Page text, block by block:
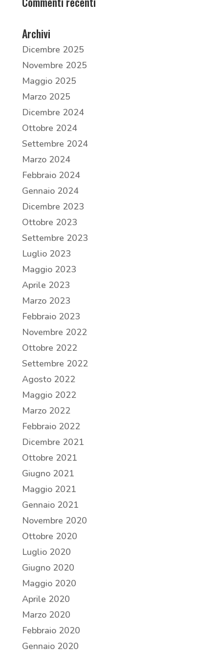
Archivi
Dicembre 2025
Novembre 2025
Maggio 2025
Marzo 2025
Dicembre 2024
Ottobre 2024
Settembre 2024
Marzo 2024
Febbraio 2024
Gennaio 2024
Dicembre 2023
Ottobre 2023
Settembre 2023
Luglio 2023
Maggio 2023
Aprile 2023
Marzo 2023
Febbraio 2023
Novembre 2022
Ottobre 2022
Settembre 2022
Agosto 2022
Maggio 2022
Marzo 2022
Febbraio 2022
Dicembre 2021
Ottobre 2021
Giugno 2021
Maggio 2021
Gennaio 2021
Novembre 2020
Ottobre 2020
Luglio 2020
Giugno 2020
Maggio 2020
Aprile 2020
Marzo 2020
Febbraio 2020
Gennaio 2020